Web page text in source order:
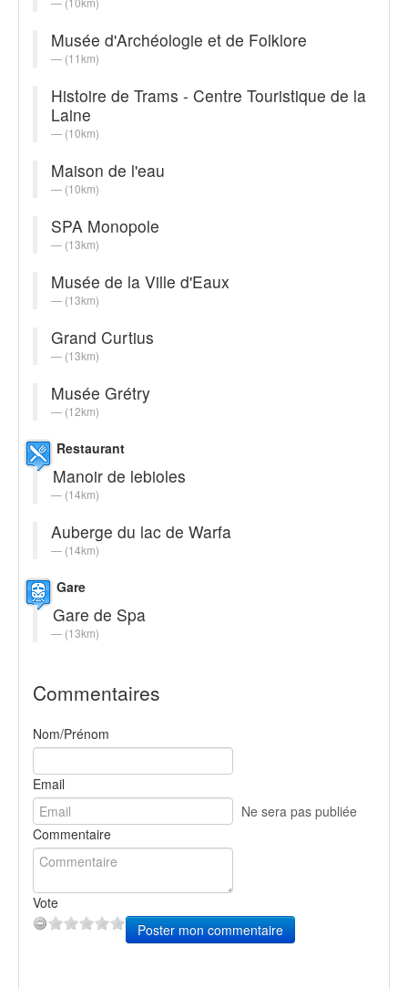
Musée d'Archéologie et de Folklore
(11km)
Histoire de Trams - Centre Touristique de la
Laine
(10km)
Maison de l'eau
(10km)
SPA Monopole
(13km)
Musée de la Ville d'Eaux
(13km)
Grand Curtius
(13km)
Musée Grétry
(12km)
Restaurant
Manoir de lebioles
(14km)
Auberge du lac de Warfa
(14km)
Gare
Gare de Spa
(13km)
Commentaires
Nom/Prénom
Email
Ne sera pas publiée
Commentaire
Vote
Poster mon commentaire